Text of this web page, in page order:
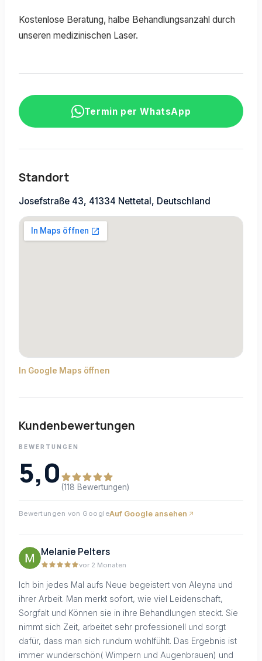
Kostenlose Beratung, halbe Behandlungsanzahl durch
unseren medizinischen Laser.
Termin per WhatsApp
Standort
Josefstraße 43, 41334 Nettetal, Deutschland
In Google Maps öffnen
Kundenbewertungen
BEWERTUNGEN
5,0 (118 Bewertungen)
Bewertungen von GoogleAuf Google ansehen
Melanie Pelters
vor 2 Monaten
Ich bin jedes Mal aufs Neue begeistert von Aleyna und
ihrer Arbeit. Man merkt sofort, wie viel Leidenschaft,
Sorgfalt und Können sie in ihre Behandlungen steckt. Sie
nimmt sich Zeit, arbeitet sehr professionell und sorgt
dafür, dass man sich rundum wohlfühlt. Das Ergebnis ist
immer wunderschön( Wimpern und Augenbrauen) und